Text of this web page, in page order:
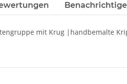
mit Krug |handbemalte